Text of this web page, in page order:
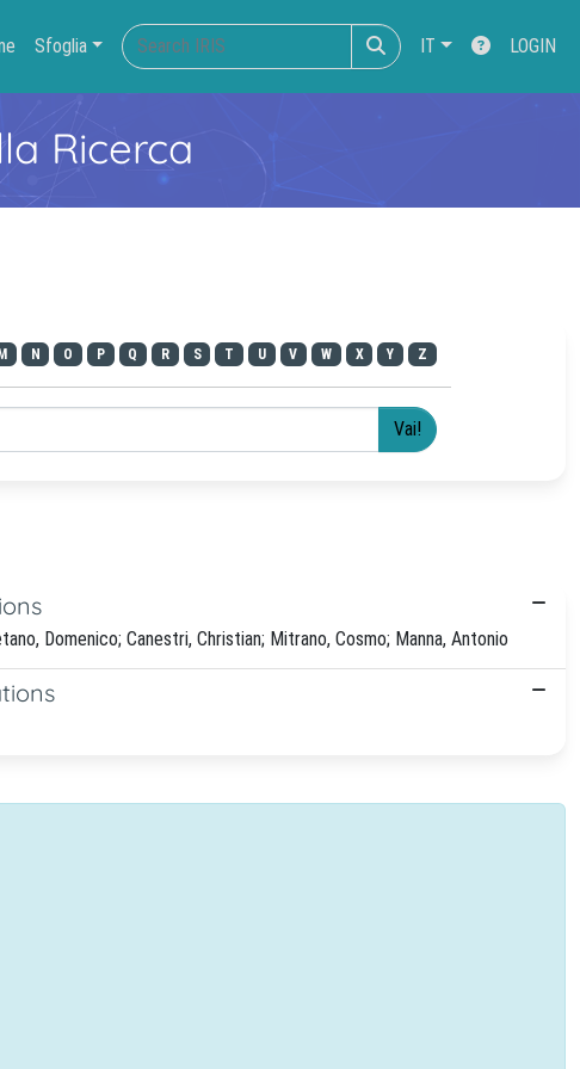
Sfoglia IT LOGIN
Ricerca
M N O P Q R S T U V W X Y Z
Domenico; Canestri, Christian; Mitrano, Cosmo; Manna, Antonio